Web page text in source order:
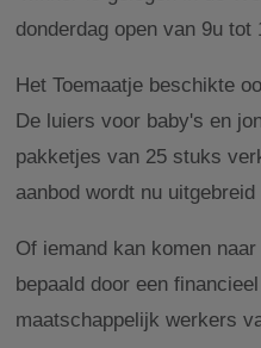
donderdag open van 9u tot
Het Toemaatje beschikte
De luiers voor baby's en
pakketjes van 25 stuks
aanbod wordt nu
Of iemand kan komen
bepaald door een
maatschappelijk werkers